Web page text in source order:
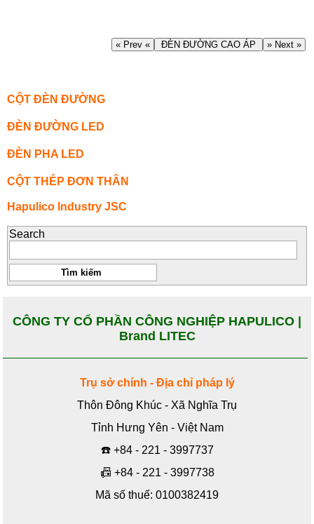
« Prev « ĐÈN ĐƯỜNG CAO ÁP » Next »
CỘT ĐÈN ĐƯỜNG
ĐÈN ĐƯỜNG LED
ĐÈN PHA LED
CỘT THÉP ĐƠN THÂN
Hapulico Industry JSC
Search
CÔNG TY CỔ PHẦN CÔNG NGHIỆP HAPULICO |
Brand LITEC
Trụ sở chính - Địa chỉ pháp lý
Thôn Đông Khúc - Xã Nghĩa Trụ
Tỉnh Hưng Yên - Việt Nam
☎️ +84 - 221 - 3997737
📠 +84 - 221 - 3997738
Mã số thuế: 0100382419